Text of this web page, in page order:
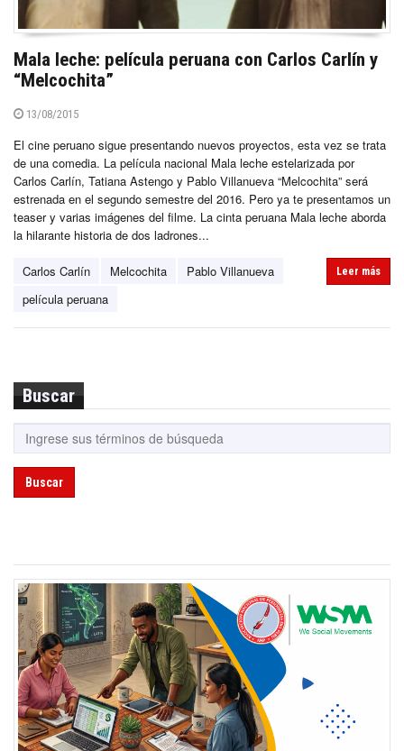
Mala leche: película peruana con Carlos Carlín y
“Melcochita”
13/08/2015
El cine peruano sigue presentando nuevos proyectos, esta vez se trata
de una comedia. La película nacional Mala leche estelarizada por
Carlos Carlín, Tatiana Astengo y Pablo Villanueva “Melcochita” será
estrenada en el segundo semestre del 2016. Pero ya te presentamos un
teaser y varias imágenes del filme. La cinta peruana Mala leche aborda
la hilarante historia de dos ladrones...
Carlos Carlín Melcochita
Pablo Villanueva
película peruana
Leer más
Buscar
Buscar